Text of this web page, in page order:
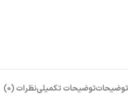
توضیحاتتوضیحات تکمیلینظرات (0)